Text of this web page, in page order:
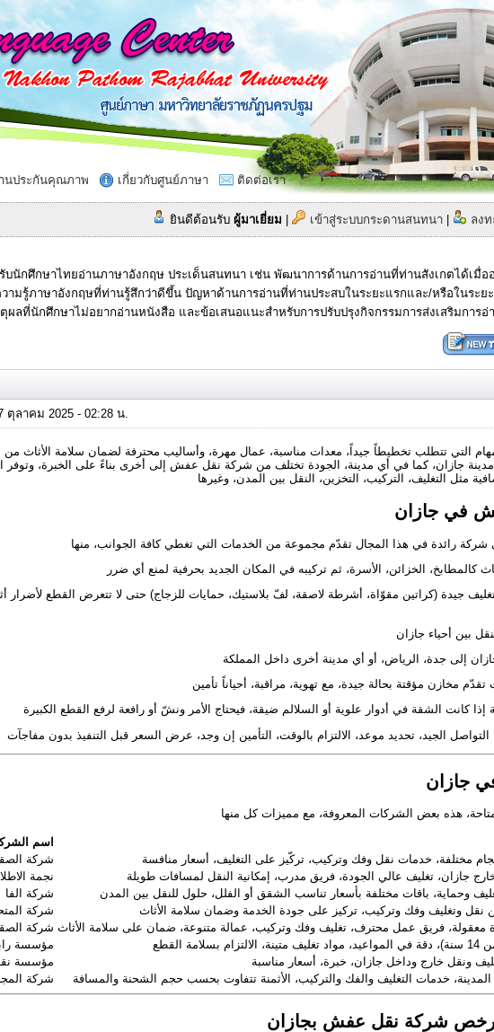
นประกันคุณภาพ เกี่ยวกับศูนย์ภาษา ติดต่อเรา
ยินดีต้อนรับ ผู้มาเยี่ยม เข้าสู่ระบบกระดานสนทนา ลง
บนักศึกษาไทยอ่านภาษาอังกฤษ ประเด็นสนทนา เช่น พัฒนาการด้านการอ่านที่ท่านสังเกตได้เมื่
มรู้ภาษาอังกฤษที่ท่านรู้สึกว่าดีขึ้น ปัญหาด้านการอ่านที่ท่านประสบในระยะแรกและ/หรือในระย
ลที่นักศึกษาไม่อยากอ่านหนังสือ และข้อเสนอแนะสำหรับการปรับปรุงกิจกรรมการส่งเสริมการอ่
ตุลาคม 2025 - 02:28 น.
التي تتطلب تخطيطاً جيداً، معدات مناسبة، عمال مهرة، وأساليب محترفة لضمان سلامة الأثاث من
جازان، كما في أي مدينة، الجودة تختلف من شركة نقل عفش إلى أخرى بناءً على الخبرة، وتوفر
في جازان
جيدة (كراتين مقوّاة، أشرطة لاصقة، لفّ بلاستيك، حمايات للزجاج) حتى لا تتعرض القطع لأضرار
جازان
اسم
شركة
نجمة
شركة الفا
شركة
شركة
مؤسسة
مؤسسة
شركة
شركة نقل عفش بجازان